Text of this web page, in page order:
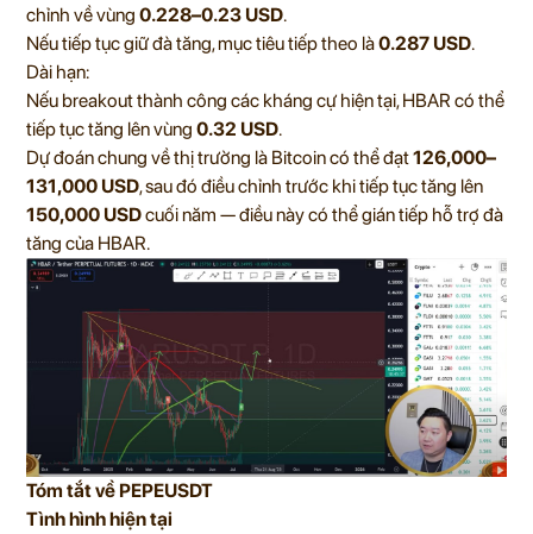
chỉnh về vùng 0.228–0.23 USD.
Nếu tiếp tục giữ đà tăng, mục tiêu tiếp theo là0.287 USD.
Dài hạn:
Nếu breakout thành công các kháng cự hiện tại, HBAR có thể
tiếp tục tăng lên vùng 0.32 USD.
Dự đoán chung về thị trường là Bitcoin có thể đạt126,000–
131,000 USD, sau đó điều chỉnh trước khi tiếp tục tăng lên
150,000 USDcuối năm — điều này có thể gián tiếp hỗ trợ đà
tăng của HBAR.
Tóm tắt về PEPEUSDT
Tình hình hiện tại